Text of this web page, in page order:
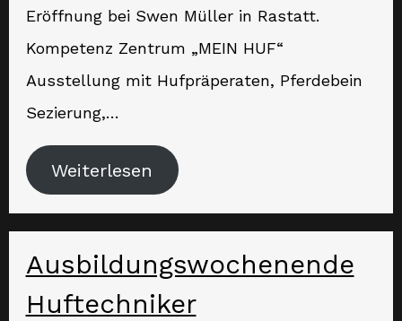
Eröffnung bei Swen Müller in Rastatt.
Kompetenz Zentrum „MEIN HUF“
Ausstellung mit Hufpräperaten, Pferdebein
Sezierung,…
Weiterlesen
Ausbildungswochenende
Huftechniker